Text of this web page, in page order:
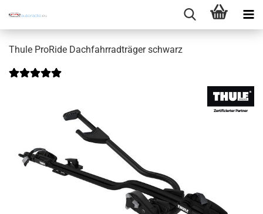
Thule ProRide Dachfahrradträger schwarz